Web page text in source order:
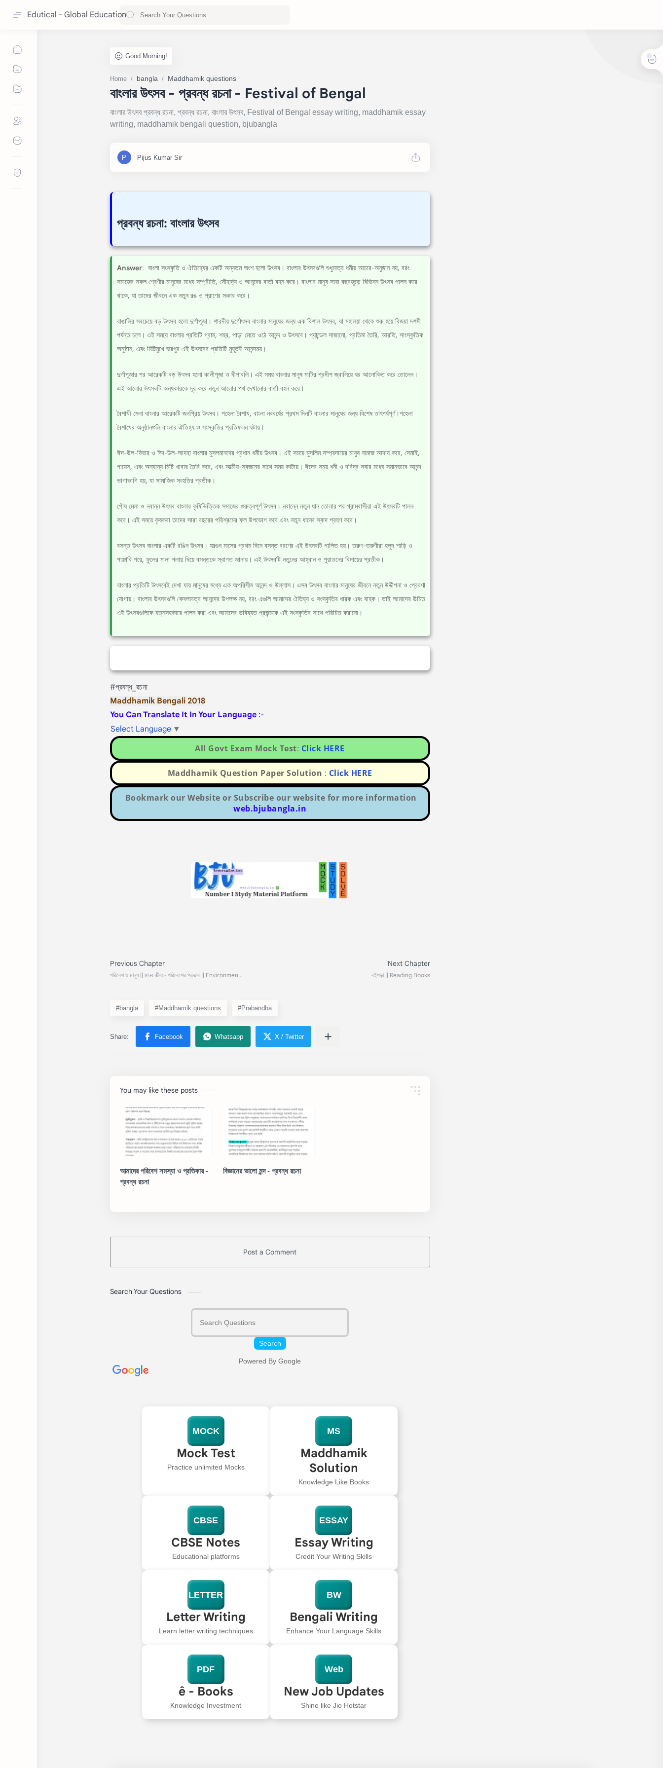
Edutical - Global Education
Home bangla Maddhamik questions
বাংলার উৎসব - প্রবন্ধ রচনা - Festival of Bengal
বাংলার উৎসব প্রবন্ধ রচনা, প্রবন্ধ রচনা, বাংলার উৎসব, Festival of Bengal essay writing, maddhamik essay
writing, maddhamik bengali question, bjubangla
প্রবন্ধ রচনা: বাংলার উৎসব
Answer: বাংলা সংস্কৃতি ও ঐতিহ্যের একটি অন্যতম অংশ হলো উৎসব। বাংলার উৎসবগুলি শুধুমাত্র ধর্মীয় আচার-অনুষ্ঠান নয়, বরং
সমাজের সকল শ্রেণীর মানুষের মধ্যে সম্প্রীতি, সৌহার্দ্য ও আনন্দের বার্তা বহন করে। বাংলার মানুষ সারা বছরজুড়ে বিভিন্ন উৎসব পালন করে
থাকে, যা তাদের জীবনে এক নতুন রঙ ও প্রাণের সঞ্চার করে।
বাঙালির সবচেয়ে বড় উৎসব হলো দুর্গাপূজা। শারদীয় দুর্গোৎসব বাংলার মানুষের জন্য এক বিশাল উৎসব, যা মহালয়া থেকে শুরু হয়ে বিজয়া দশমী
পর্যন্ত চলে। এই সময়ে বাংলার প্রতিটি গ্রাম, শহর, পাড়া মেতে ওঠে আনন্দ ও উৎসবে। প্যান্ডেল সাজানো, প্রতিমা তৈরি, আরতি, সাংস্কৃতিক
অনুষ্ঠান, এবং মিষ্টিমুখে ভরপুর এই উৎসবের প্রতিটি মুহূর্তই আনন্দময়।
দুর্গাপূজার পর আরেকটি বড় উৎসব হলো কালীপূজা ও দীপাবলি। এই সময় বাংলার মানুষ মাটির প্রদীপ জ্বালিয়ে ঘর আলোকিত করে তোলেন।
এই আলোর উৎসবটি অন্ধকারকে দূর করে নতুন আলোর পথ দেখানোর বার্তা বহন করে।
বৈশাখী মেলা বাংলার আরেকটি জনপ্রিয় উৎসব। পহেলা বৈশাখ, বাংলা নববর্ষের প্রথম দিনটি বাংলার মানুষের জন্য বিশেষ তাৎপর্যপূর্ণ।পহেলা
বৈশাখের অনুষ্ঠানগুলি বাংলার ঐতিহ্য ও সংস্কৃতির প্রতিফলন ঘটায়।
ঈদ-উল-ফিতর ও ঈদ-উল-আযহা বাংলার মুসলমানদের প্রধান ধর্মীয় উৎসব। এই সময়ে মুসলিম সম্প্রদায়ের মানুষ নামাজ আদায় করে, সেমাই,
পায়েস, এবং অন্যান্য মিষ্টি খাবার তৈরি করে, এবং আত্মীয়-স্বজনের সাথে সময় কাটায়। ঈদের সময় ধনী ও দরিদ্র সবার মধ্যে সমানভাবে আনন্দ
ভাগাভাগি হয়, যা সামাজিক সংহতির প্রতীক।
পৌষ মেলা ও নবান্ন উৎসব বাংলার কৃষিভিত্তিক সমাজের গুরুত্বপূর্ণ উৎসব। নবান্নে নতুন ধান তোলার পর গ্রামবাসীরা এই উৎসবটি পালন
করে। এই সময়ে কৃষকরা তাদের সারা বছরের পরিশ্রমের ফল উপভোগ করে এবং নতুন ধানের স্বাদ গ্রহণ করে।
বসন্ত উৎসব বাংলার একটি রঙিন উৎসব। ফাল্গুন মাসের প্রথম দিনে বসন্ত বরণের এই উৎসবটি পালিত হয়। তরুণ-তরুণীরা হলুদ শাড়ি ও
পাঞ্জাবি পরে, ফুলের মালা গলায় দিয়ে বসন্তকে স্বাগত জানায়। এই উৎসবটি নতুনের আহ্বান ও পুরাতনের বিদায়ের প্রতীক।
বাংলার প্রতিটি উৎসবেই দেখা যায় মানুষের মধ্যে এক অপরিসীম আনন্দ ও উল্লাস। এসব উৎসব বাংলার মানুষের জীবনে নতুন উদ্দীপনা ও প্রেরণা
যোগায়। বাংলার উৎসবগুলি কেবলমাত্র আনন্দের উপলক্ষ নয়, বরং এগুলি আমাদের ঐতিহ্য ও সংস্কৃতির ধারক এবং বাহক। তাই আমাদের উচিত
এই উৎসবগুলিকে যত্নসহকারে পালন করা এবং আমাদের ভবিষ্যত প্রজন্মকে এই সংস্কৃতির সাথে পরিচিত করানো।
#প্রবন্ধ_রচনা
Maddhamik Bengali 2018
You Can Translate It In Your Language:-
Select Language ▼
All Govt Exam Mock Test: Click HERE
Maddhamik Question Paper Solution : Click HERE
Bookmark our Website or Subscribe our website for more information
web.bjubangla.in
#bangla #Maddhamik questions #Prabandha
You may like these posts
আমাদের পরিবেশ সমস্যা ও প্রতিকার -
প্রবন্ধ রচনা
বিজ্ঞানের ভালো মন্দ - প্রবন্ধ রচনা
Post a Comment
Search Your Questions
Search
Powered By Google
MOCK
Mock Test
Practice unlimited Mocks
MS
Maddhamik
Solution
Knowledge Like Books
CBSE
CBSE Notes
Educational platforms
ESSAY
Essay Writing
Credit Your Writing Skills
LETTER
Letter Writing
Learn letter writing techniques
BW
Bengali Writing
Enhance Your Language Skills
PDF
ê - Books
Knowledge Investment
Web
New Job Updates
Shine like Jio Hotstar